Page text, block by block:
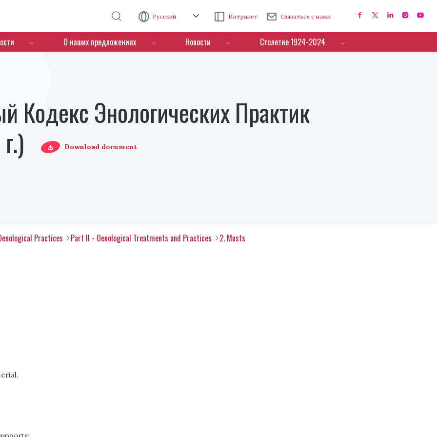
Русский Интранет Связаться с нами
О наших предложениях Новости Столетие 1924-2024
Кодекс Энологических Практик
Download document
Practices Part II - Oenological Treatments and Practices 2. Musts